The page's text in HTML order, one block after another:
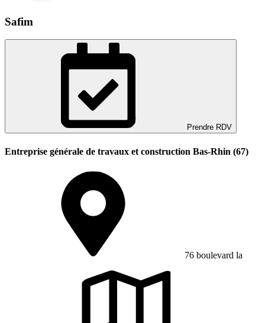
Safim
Prendre RDV
Entreprise générale de travaux et construction Bas-Rhin (67)
76 boulevard la